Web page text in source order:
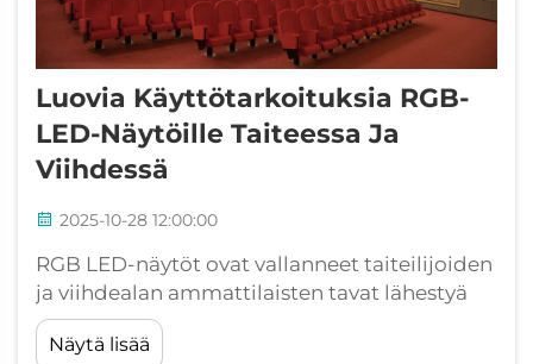
Luovia Käyttötarkoituksia RGB-
LED-Näytöille Taiteessa Ja
Viihdessä
2025-10-28 12:00:00
RGB LED-näytöt ovat vallanneet taiteilijoiden
ja viihdealan ammattilaisten tavat lähestyä
visuaalista kertomusta. Nämä voimakkaat
näytöt tarjoavat ennennäkemättömiä luovia
Näytä lisää